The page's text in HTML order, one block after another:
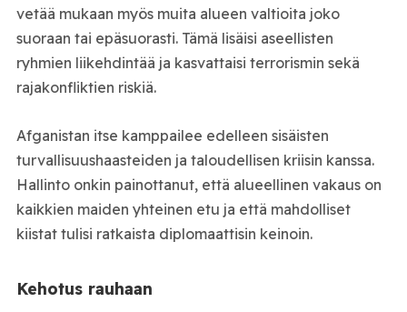
vetää mukaan myös muita alueen valtioita joko
suoraan tai epäsuorasti. Tämä lisäisi aseellisten
ryhmien liikehdintää ja kasvattaisi terrorismin sekä
rajakonfliktien riskiä.
Afganistan itse kamppailee edelleen sisäisten
turvallisuushaasteiden ja taloudellisen kriisin kanssa.
Hallinto onkin painottanut, että alueellinen vakaus on
kaikkien maiden yhteinen etu ja että mahdolliset
kiistat tulisi ratkaista diplomaattisin keinoin.
Kehotus rauhaan